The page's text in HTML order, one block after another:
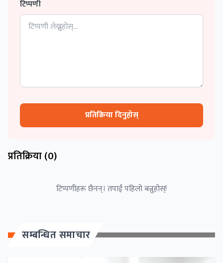
टिप्पणी
प्रतिक्रिया दिनुहोस्
प्रतिक्रिया (0)
टिप्पणीहरू छैनन्। तपाईं पहिलो बन्नुहोस्!
सम्बन्धित समाचार